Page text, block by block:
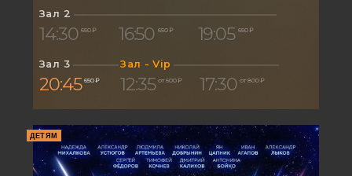
Зал 2
14:30 650 ₽ 16:50 650 ₽ 19:05 650 ₽
Зал 3
20:45 650 ₽
Зал - Vip
12:35 от 600 ₽ 17:30 от 800 ₽
ДЕТЯМ